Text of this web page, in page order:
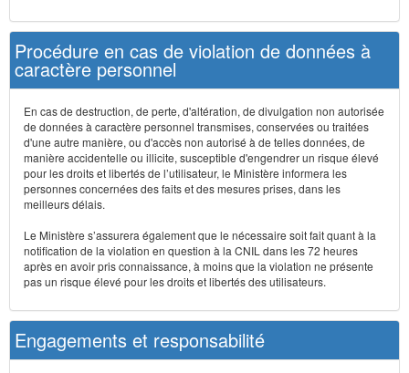
Procédure en cas de violation de données à
caractère personnel
En cas de destruction, de perte, d'altération, de divulgation non autorisée
de données à caractère personnel transmises, conservées ou traitées
d'une autre manière, ou d'accès non autorisé à de telles données, de
manière accidentelle ou illicite, susceptible d'engendrer un risque élevé
pour les droits et libertés de l’utilisateur, le Ministère informera les
personnes concernées des faits et des mesures prises, dans les
meilleurs délais.
Le Ministère s’assurera également que le nécessaire soit fait quant à la
notification de la violation en question à la CNIL dans les 72 heures
après en avoir pris connaissance, à moins que la violation ne présente
pas un risque élevé pour les droits et libertés des utilisateurs.
Engagements et responsabilité